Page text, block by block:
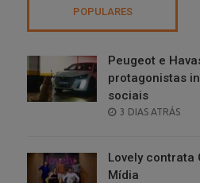
POPULARES
Peugeot e
protagonistas
sociais
POSTED
3 DIAS ATRÁS
Lovely contrata
Mídia